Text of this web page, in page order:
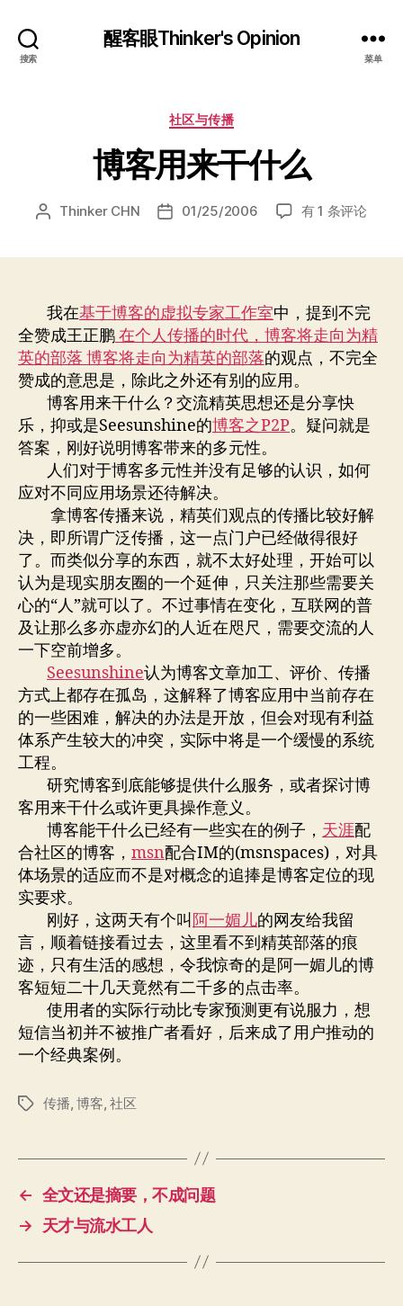
搜索
醒客眼Thinker's Opinion
菜单
分
社区与传播
博客用来干什么
文 Thinker CHN
发 01/25/2006
博
什
么
有 1 条评论
我在基于博客的虚拟专家工作室中，提到不完
全赞成王正鹏在个人传播的时代，博客将走向为精
英的部落 博客将走向为精英的部落的观点，不完全
赞成的意思是，除此之外还有别的应用。
博客用来干什么？交流精英思想还是分享快
乐，抑或是Seesunshine的博客之P2P。疑问就是
答案，刚好说明博客带来的多元性。
人们对于博客多元性并没有足够的认识，如何
应对不同应用场景还待解决。
拿博客传播来说，精英们观点的传播比较好解
决，即所谓广泛传播，这一点门户已经做得很好
了。而类似分享的东西，就不太好处理，开始可以
认为是现实朋友圈的一个延伸，只关注那些需要关
心的“人”就可以了。不过事情在变化，互联网的普
及让那么多亦虚亦幻的人近在咫尺，需要交流的人
一下空前增多。
Seesunshine认为博客文章加工、评价、传播
方式上都存在孤岛，这解释了博客应用中当前存在
的一些困难，解决的办法是开放，但会对现有利益
体系产生较大的冲突，实际中将是一个缓慢的系统
工程。
研究博客到底能够提供什么服务，或者探讨博
客用来干什么或许更具操作意义。
博客能干什么已经有一些实在的例子， 天涯配
合社区的博客， msn配合IM的(msnspaces)，对具
体场景的适应而不是对概念的追捧是博客定位的现
实要求。
刚好，这两天有个叫阿一媚儿的网友给我留
言，顺着链接看过去，这里看不到精英部落的痕
迹，只有生活的感想，令我惊奇的是阿一媚儿的博
客短短二十几天竟然有二千多的点击率。
使用者的实际行动比专家预测更有说服力，想
短信当初并不被推广者看好，后来成了用户推动的
一个经典案例。
标
传播 博客 社区
← 全文还是摘要，不成问题
→
天才与流水工人